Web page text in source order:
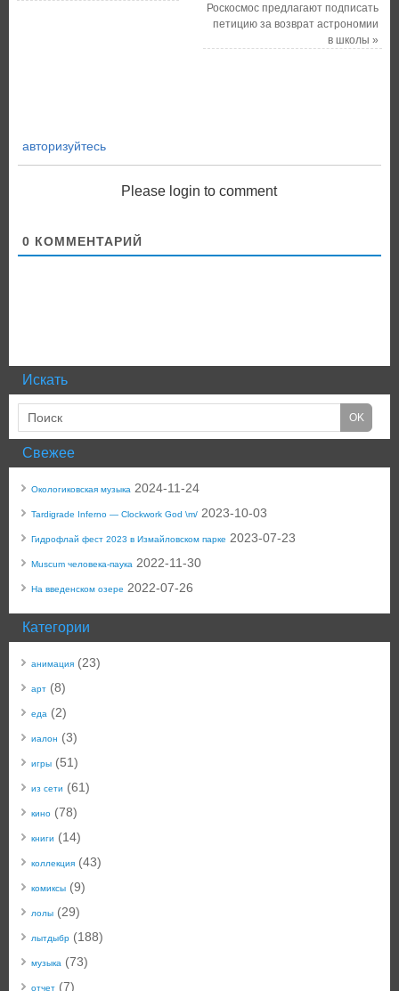
Роскосмос предлагают подписать
петицию за возврат астрономии
в школы»
авторизуйтесь
Please login to comment
0 КОММЕНТАРИЙ
Искать
Свежее
Окологиковская музыка 2024-11-24
Tardigrade Inferno — Clockwork God \m/ 2023-10-03
Гидрофлай фест 2023 в Измайловском парке 2023-07-23
Muscum человека-паука 2022-11-30
На введенском озере 2022-07-26
Категории
анимация (23)
арт (8)
еда (2)
иалон (3)
игры (51)
из сети (61)
кино (78)
книги (14)
коллекция (43)
комиксы (9)
лолы (29)
лытдыбр (188)
музыка (73)
отчет (7)